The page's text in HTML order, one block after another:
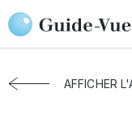
Aller au contenu
Accueil Choisir mon
Optique Saint Germain
AFFICHER